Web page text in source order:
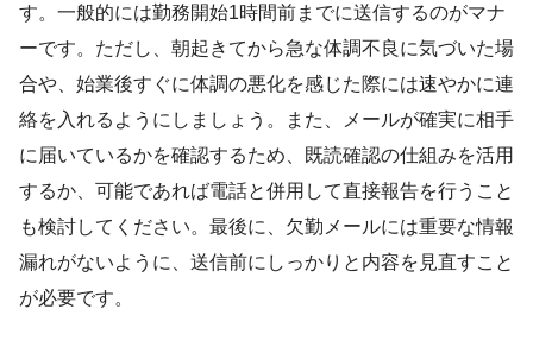
す。一般的には勤務開始1時間前までに送信するのがマナ
ーです。ただし、朝起きてから急な体調不良に気づいた場
合や、始業後すぐに体調の悪化を感じた際には速やかに連
絡を入れるようにしましょう。また、メールが確実に相手
に届いているかを確認するため、既読確認の仕組みを活用
するか、可能であれば電話と併用して直接報告を行うこと
も検討してください。最後に、欠勤メールには重要な情報
漏れがないように、送信前にしっかりと内容を見直すこと
が必要です。